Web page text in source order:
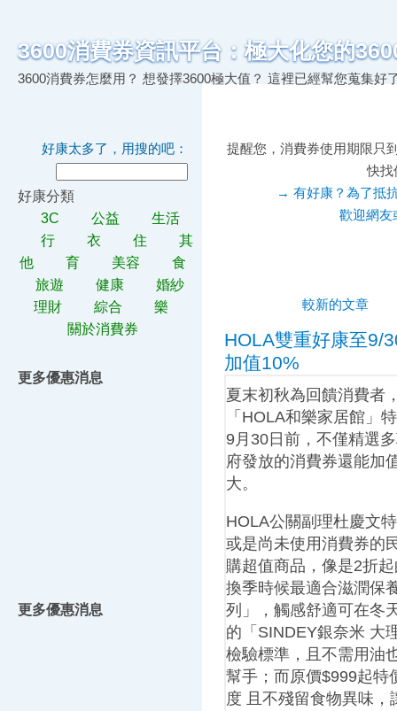
3600消費券資訊平台：極大化您的
3600消費券怎麼用？ 想發擇3600極大值？ 這裡已經幫您蒐集好
好康太多了，用搜的吧：
好康分類
3C
公益
生活
行
衣 住
其
他
育 美容
食
旅遊
健康
婚紗
理財
綜合
樂
關於消費券
更多優惠消息
更多優惠消息
提醒您，消費券使用期限只
快找
→ 有好康？為了抵
歡迎網友
較新的文章
HOLA雙重好康至9/
加值10%
夏末初秋為回饋消費者
「HOLA和樂家居館」
9月30日前，不僅精選
府發放的消費券還能加
大。
HOLA公關副理杜慶文
或是尚未使用消費券的
購超值商品，像是2折
換季時候最適合滋潤保
列」，觸感舒適可在冬
的「SINDEY銀奈米 大
檢驗標準，且不需用油
幫手；而原價$999起特
度 且不殘留食物異味